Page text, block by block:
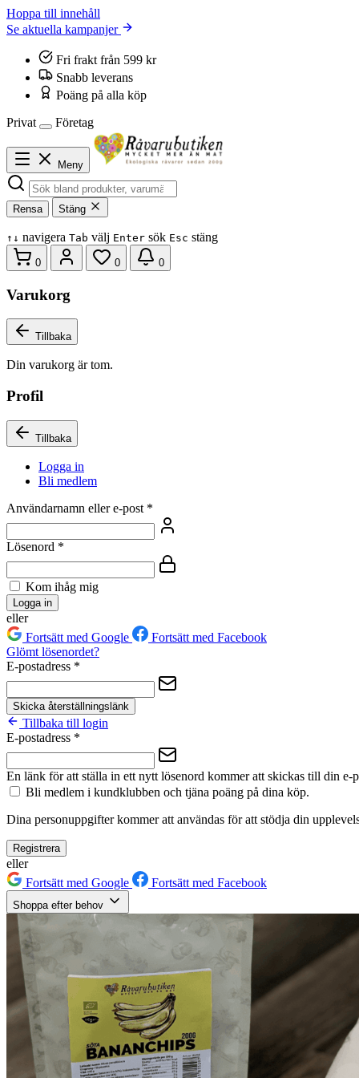
Hoppa till innehåll
Se aktuella kampanjer
Fri frakt från 599 kr
Snabb leverans
Poäng på alla köp
Privat
Företag
Meny
Rensa Stäng
↑ ↓ navigera Tab välj Enter sök Esc stäng
0 0 0
Varukorg
Tillbaka
Din varukorg är tom.
Profil
Tillbaka
Logga in
Bli medlem
Användarnamn eller e-post *
Lösenord *
Kom ihåg mig
Logga in
eller
Fortsätt med Google
Fortsätt med Facebook
Glömt lösenordet?
E-postadress *
Skicka återställningslänk
Tillbaka till login
E-postadress *
En länk för att ställa in ett nytt lösenord kommer att skickas till din e-
Bli medlem i kundklubben och tjäna poäng på dina köp.
Dina personuppgifter kommer att användas för att stödja din
Registrera
eller
Fortsätt med Google
Fortsätt med Facebook
Shoppa efter behov